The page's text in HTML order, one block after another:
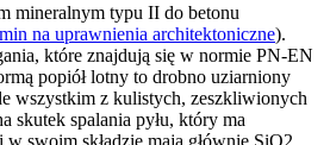
mineralnym typu II do betonu
na uprawnienia architektoniczne).
które znajdują się w normie PN-EN
popiół lotny to drobno uziarniony
wszystkim z kulistych, zeszkliwionych
skutek spalania pyłu, który ma
swoim składzie mają głównie SiO2